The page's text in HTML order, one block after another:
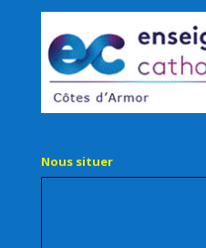
Nous situer